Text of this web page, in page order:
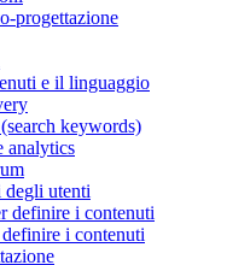
progettazione
e il linguaggio
keywords)
analytics
degli utenti
definire i contenuti
i contenuti